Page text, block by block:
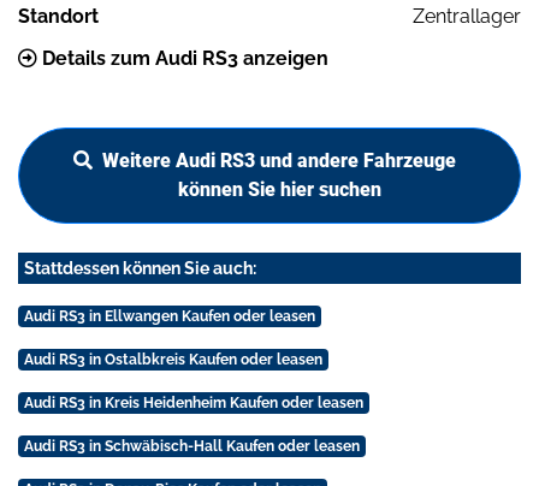
Standort
Zentrallager
Details zum Audi RS3 anzeigen
Weitere Audi RS3 und andere Fahrzeuge
können Sie hier suchen
Stattdessen können Sie auch:
Audi RS3 in Ellwangen Kaufen oder leasen
Audi RS3 in Ostalbkreis Kaufen oder leasen
Audi RS3 in Kreis Heidenheim Kaufen oder leasen
Audi RS3 in Schwäbisch-Hall Kaufen oder leasen